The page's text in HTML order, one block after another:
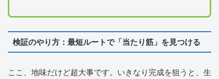
検証のやり方：最短ルートで「当たり筋」を見つける
ここ、地味だけど超大事です。いきなり完成を狙うと、生